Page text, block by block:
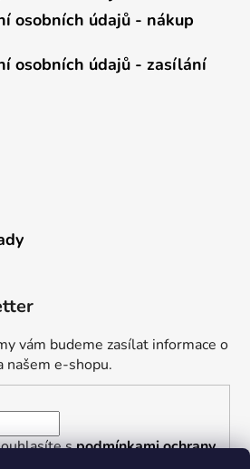
osobních údajů - nákup
osobních údajů - zasílání
vám budeme zasílat informace o
našem e-shopu.
spodmínkami ochrany